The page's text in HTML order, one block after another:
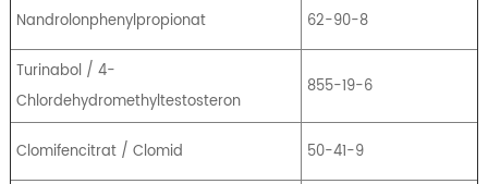
Nandrolonphenylpropionat 62-90-8
Turinabol / 4-
Chlordehydromethyltestosteron
855-19-6
Clomifencitrat / Clomid 50-41-9